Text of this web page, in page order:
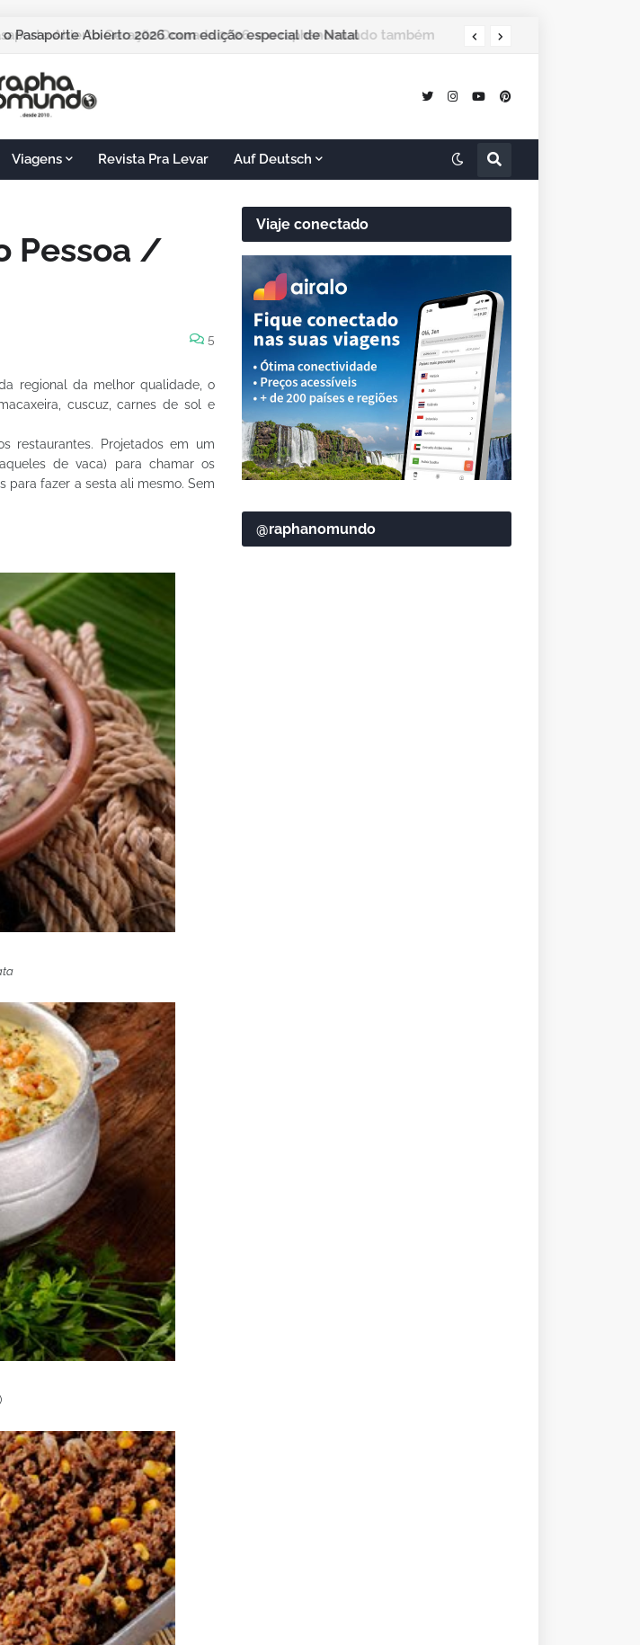
Pasaporte Abierto 2026 com edição especial de Natal
Viagens Revista Pra Levar Auf Deutsch
Pessoa /
5
regional da melhor qualidade, o
cuscuz, carnes de sol e
restaurantes. Projetados em um
de vaca) para chamar os
para fazer a sesta ali mesmo. Sem
Viaje conectado
@raphanomundo